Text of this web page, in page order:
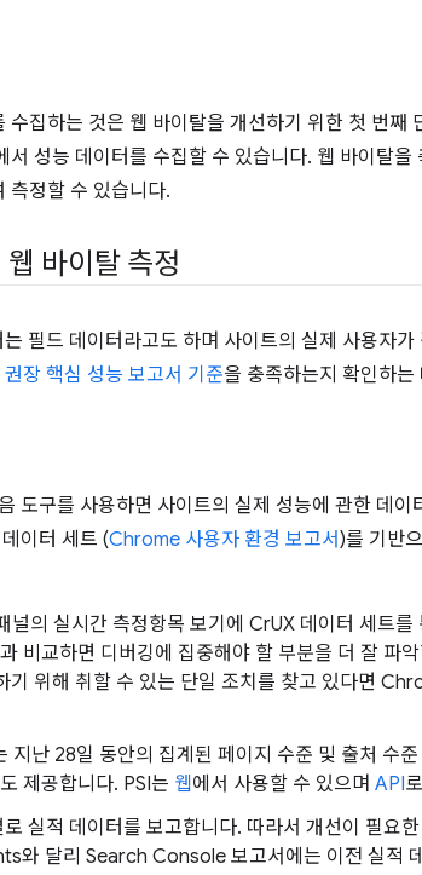
수집하는 것은 웹 바이탈을 개선하기 위한 첫 번째
성능 데이터를 수집할 수 있습니다. 웹 바이탈을
측정할 수 있습니다.
바이탈 측정
필드 데이터라고도 하며 사이트의 실제 사용자
권장 핵심 성능 보고서 기준을 충족하는지 확인하
도구를 사용하면 사이트의 실제 성능에 관한 데이
이터 세트 (Chrome 사용자 환경 보고서 )를 기반
널의 실시간 측정항목 보기에 CrUX 데이터 세트를
비교하면 디버깅에 집중해야 할 부분을 더 잘 파
위해 취할 수 있는 단일 조치를 찾고 있다면
지난 28일 동안의 집계된 페이지 수준 및 출처 수
제공합니다. PSI는 웹에서 사용할 수 있으며 API
실적 데이터를 보고합니다. 따라서 개선이 필요
와 달리 Search Console 보고서에는 이전 실적